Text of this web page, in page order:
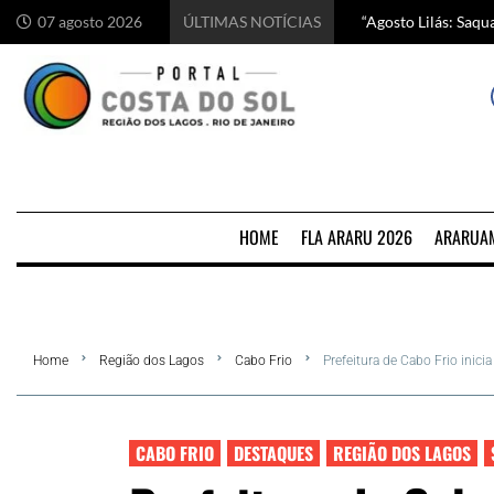
07 agosto 2026 ÚLTIMAS NOTÍCIAS “Agosto Lilás:
Começa hoje em
Chef italiano
5 motivos para
HOME FLA ARARU 2026
Home Região dos Lagos Cabo Frio Prefeitura de Cabo Frio
CABO FRIO DESTAQUES REGIÃO DOS LAGOS